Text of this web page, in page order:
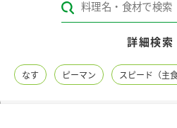
レシピカテゴリ一覧
レシピ名特集
詳細検索
なす ピーマン スピード（主